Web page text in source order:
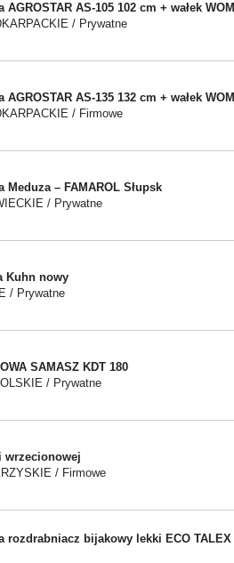
AS-105 102 cm + wałek WOM
/ Prywatne
AS-135 132 cm + wałek WOM
/ Firmowe
Meduza – FAMAROL Słupsk
/ Prywatne
Kuhn nowy
/ Prywatne
SAMASZ KDT 180
/ Prywatne
wrzecionowej
/ Firmowe
rozdrabniacz bijakowy lekki ECO TALEX